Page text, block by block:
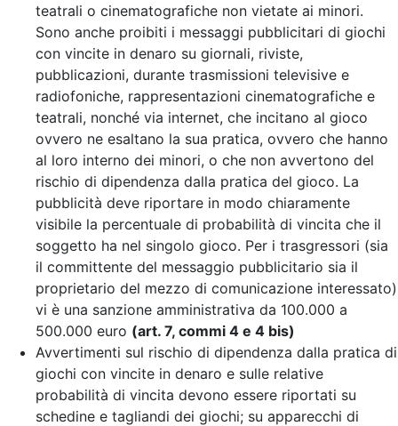
teatrali o cinematografiche non vietate ai minori.
Sono anche proibiti i messaggi pubblicitari di giochi
con vincite in denaro su giornali, riviste,
pubblicazioni, durante trasmissioni televisive e
radiofoniche, rappresentazioni cinematografiche e
teatrali, nonché via internet, che incitano al gioco
ovvero ne esaltano la sua pratica, ovvero che hanno
al loro interno dei minori, o che non avvertono del
rischio di dipendenza dalla pratica del gioco. La
pubblicità deve riportare in modo chiaramente
visibile la percentuale di probabilità di vincita che il
soggetto ha nel singolo gioco. Per i trasgressori (sia
il committente del messaggio pubblicitario sia il
proprietario del mezzo di comunicazione interessato)
vi è una sanzione amministrativa da 100.000 a
500.000 euro (art. 7, commi 4 e 4 bis)
Avvertimenti sul rischio di dipendenza dalla pratica di
giochi con vincite in denaro e sulle relative
probabilità di vincita devono essere riportati su
schedine e tagliandi dei giochi; su apparecchi di